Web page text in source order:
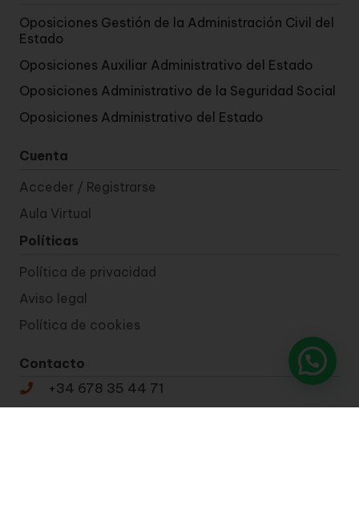
Oposiciones Gestión de la Administración Civil del
Estado
Oposiciones Auxiliar Administrativo del Estado
Oposiciones Administrativo de la Seguridad Social
Oposiciones Administrativo del Estado
Cuenta
Acceder / Registrarse
Aula Virtual
Políticas
Política de privacidad
Aviso legal
Política de cookies
Contacto
+34 678 35 44 71